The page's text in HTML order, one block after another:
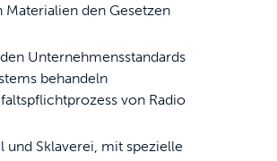
Materialien den Gesetzen
Unternehmensstandards
behandeln
von Radio
und Sklaverei, mit spezielle